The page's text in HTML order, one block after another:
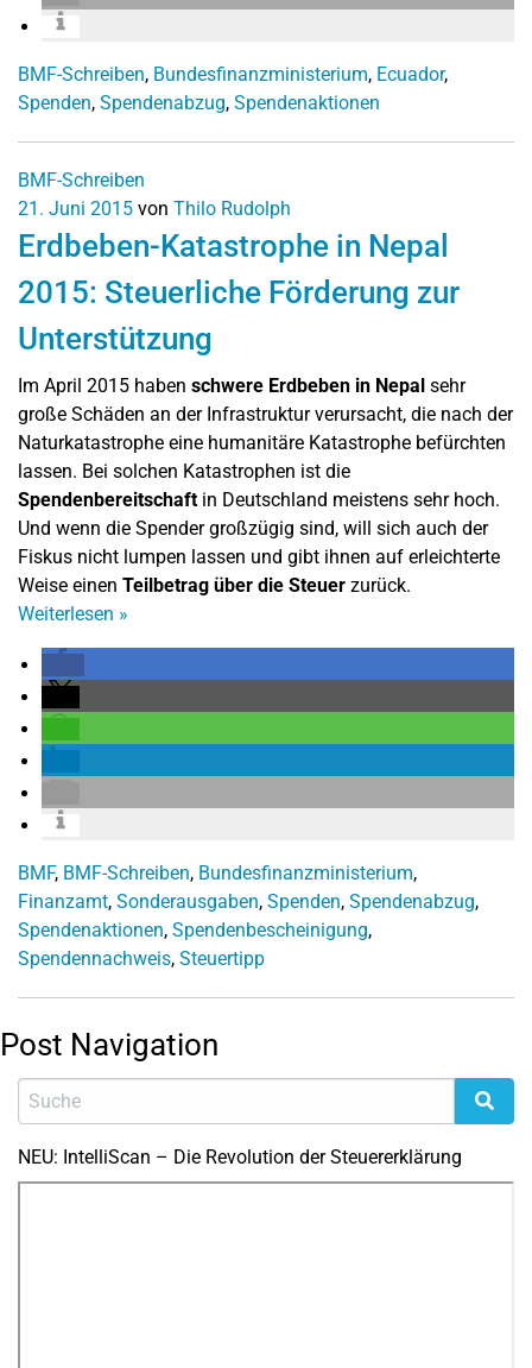
BMF-Schreiben, Bundesfinanzministerium, Ecuador,
Spenden, Spendenabzug, Spendenaktionen
BMF-Schreiben
21. Juni 2015 von Thilo Rudolph
Erdbeben-Katastrophe in Nepal
2015: Steuerliche Förderung zur
Unterstützung
Im April 2015 haben schwere Erdbeben in Nepal sehr
große Schäden an der Infrastruktur verursacht, die nach der
Naturkatastrophe eine humanitäre Katastrophe befürchten
lassen. Bei solchen Katastrophen ist die
Spendenbereitschaftin Deutschland meistens sehr hoch.
Und wenn die Spender großzügig sind, will sich auch der
Fiskus nicht lumpen lassen und gibt ihnen auf erleichterte
Weise einen Teilbetrag über die Steuer zurück.
Weiterlesen »
BMF, BMF-Schreiben, Bundesfinanzministerium,
Finanzamt, Sonderausgaben, Spenden, Spendenabzug,
Spendenaktionen, Spendenbescheinigung,
Spendennachweis, Steuertipp
Post Navigation
NEU: IntelliScan – Die Revolution der Steuererklärung